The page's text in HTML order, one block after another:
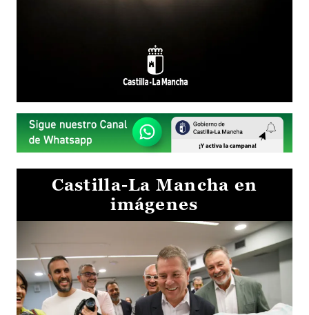
Castilla-La Mancha en
imágenes